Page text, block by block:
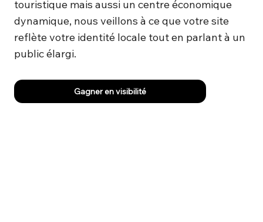
touristique mais aussi un centre économique
dynamique, nous veillons à ce que votre site
reflète votre identité locale tout en parlant à un
public élargi.
Gagner en visibilité